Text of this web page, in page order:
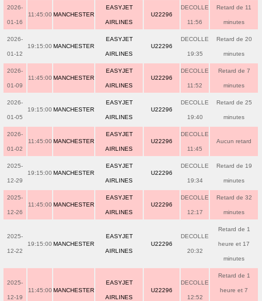
2026-
01-16
11:45:00 MANCHESTER
EASYJET
AIRLINES
U22296
DECOLLE
11:56
Retard de 11
minutes
2026-
01-12
19:15:00 MANCHESTER
EASYJET
AIRLINES
U22296
DECOLLE
19:35
Retard de 20
minutes
2026-
01-09
11:45:00 MANCHESTER
EASYJET
AIRLINES
U22296
DECOLLE
11:52
Retard de 7
minutes
2026-
01-05
19:15:00 MANCHESTER
EASYJET
AIRLINES
U22296
DECOLLE
19:40
Retard de 25
minutes
2026-
01-02
11:45:00 MANCHESTER
EASYJET
AIRLINES
U22296
DECOLLE
11:45
Aucun retard
2025-
12-29
19:15:00 MANCHESTER
EASYJET
AIRLINES
U22296
DECOLLE
19:34
Retard de 19
minutes
2025-
12-26
11:45:00 MANCHESTER
EASYJET
AIRLINES
U22296
DECOLLE
12:17
Retard de 32
minutes
2025-
12-22
19:15:00 MANCHESTER
EASYJET
AIRLINES
U22296
DECOLLE
20:32
Retard de 1
heure et 17
minutes
2025-
12-19
11:45:00 MANCHESTER
EASYJET
AIRLINES
U22296
DECOLLE
12:52
Retard de 1
heure et 7